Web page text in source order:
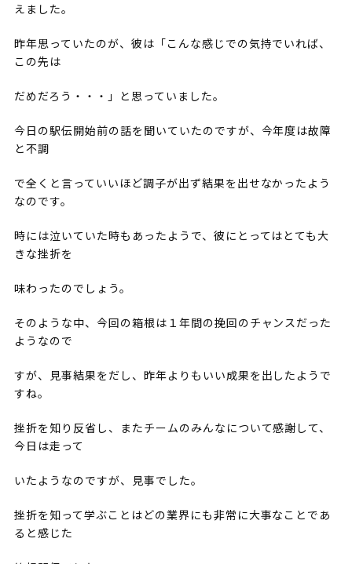
えました。
昨年思っていたのが、彼は「こんな感じでの気持でいれば、
この先は
だめだろう・・・」と思っていました。
今日の駅伝開始前の話を聞いていたのですが、今年度は故障
と不調
で全くと言っていいほど調子が出ず結果を出せなかったよう
なのです。
時には泣いていた時もあったようで、彼にとってはとても大
きな挫折を
味わったのでしょう。
そのような中、今回の箱根は１年間の挽回のチャンスだった
ようなので
すが、見事結果をだし、昨年よりもいい成果を出したようで
すね。
挫折を知り反省し、またチームのみんなについて感謝して、
今日は走って
いたようなのですが、見事でした。
挫折を知って学ぶことはどの業界にも非常に大事なことであ
ると感じた